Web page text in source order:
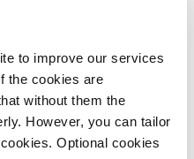
to improve our services
the cookies are
without them the
However, you can tailor
Optional cookies
maksetaan
euroa kokoukselta ja